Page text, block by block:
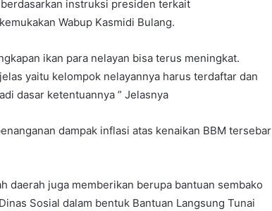
instruksi presiden terkait
Wabup Kasmidi Bulang.
ikan para nelayan bisa terus meningkat.
yaitu kelompok nelayannya harus terdaftar dan
dasar ketentuannya ” Jelasnya
dampak inflasi atas kenaikan BBM tersebar
daerah juga memberikan berupa bantuan sembako
Sosial dalam bentuk Bantuan Langsung Tunai